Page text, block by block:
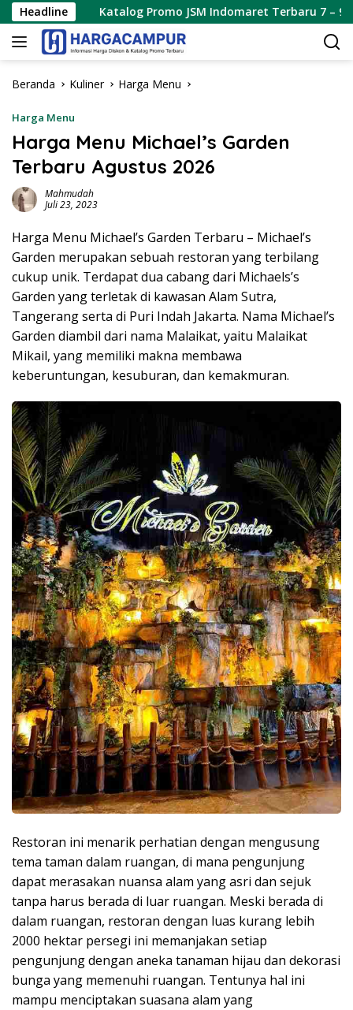
Langsung
ke
konten
Headline
Katalog Promo JSM Indomaret Terbaru 7 – 9 Agustus
Beranda Kuliner Harga Menu
Harga Menu
Harga Menu Michael’s Garden
Terbaru Agustus 2026
Mahmudah
Juli 23, 2023
Harga Menu Michael’s Garden Terbaru – Michael’s
Garden merupakan sebuah restoran yang terbilang
cukup unik. Terdapat dua cabang dari Michaels’s
Garden yang terletak di kawasan Alam Sutra,
Tangerang serta di Puri Indah Jakarta. Nama Michael’s
Garden diambil dari nama Malaikat, yaitu Malaikat
Mikail, yang memiliki makna membawa
keberuntungan, kesuburan, dan kemakmuran.
Restoran ini menarik perhatian dengan mengusung
tema taman dalam ruangan, di mana pengunjung
dapat merasakan nuansa alam yang asri dan sejuk
tanpa harus berada di luar ruangan. Meski berada di
dalam ruangan, restoran dengan luas kurang lebih
2000 hektar persegi ini memanjakan setiap
pengunjung dengan aneka tanaman hijau dan dekorasi
bunga yang memenuhi ruangan. Tentunya hal ini
mampu menciptakan suasana alam yang